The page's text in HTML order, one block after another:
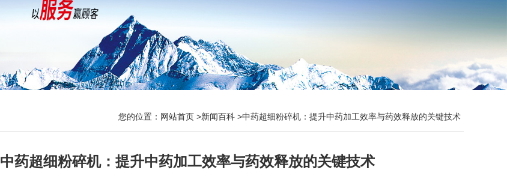
您的位置： 网站首页 >新闻百科 >中药超细粉碎机：提升中药加工效率与药效释放的关键技术
中药超细粉碎机：提升中药加工效率与药效释放的关键技术